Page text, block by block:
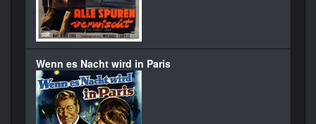
Wenn es Nacht wird in Paris